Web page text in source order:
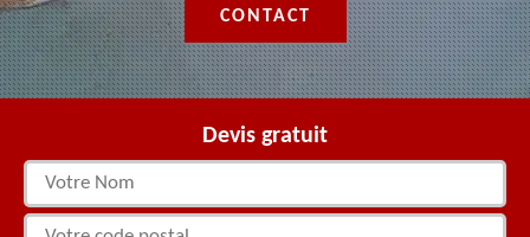
CONTACT
Devis gratuit